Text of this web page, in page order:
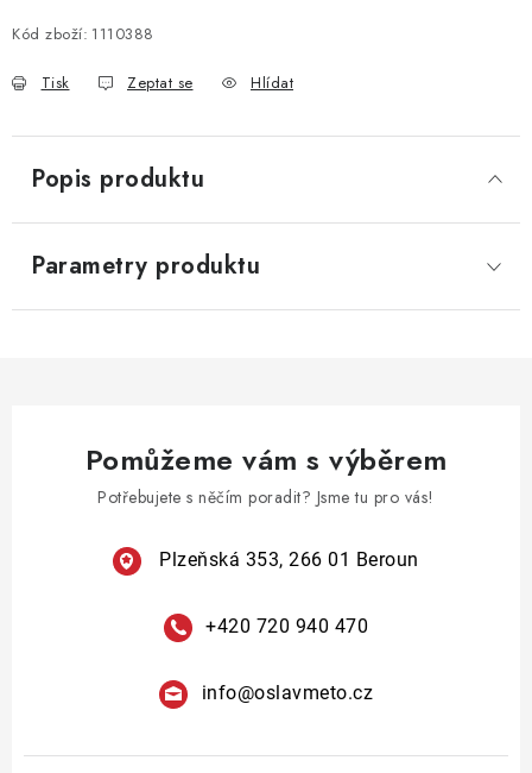
ORGANZY, STOLOVÉ ŠERPY
Kontakty
Obchodní podmínky
Podmínky ochrany osobních údajů
Kód zboží: 1110388
Tisk Zeptat se Hlídat
Popis produktu
Parametry produktu
Pomůžeme vám s výběrem
Potřebujete s něčím poradit? Jsme tu pro vás!
Plzeňská 353, 266 01 Beroun
+420 720 940 470
info@oslavmeto.cz